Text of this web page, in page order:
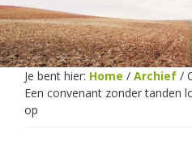
Action
Network
Je bent hier: Home / Archief /
Een convenant zonder tanden
op